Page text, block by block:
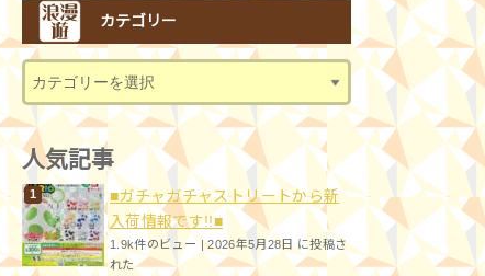
カテゴリー
人気記事
■ガチャガチャストリートから新
入荷情報です!!■
1.9k件のビュー|2026年5月28日 に投稿さ
れた